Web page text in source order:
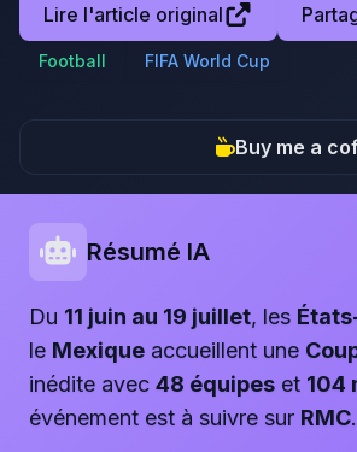
Lire l'article original
Football FIFA World Cup
Buy me a
Résumé IA
Du 11 juin au 19 juillet, les
le Mexique accueillent une
inédite avec 48 équipes et 104
événement est à suivre sur RMC.